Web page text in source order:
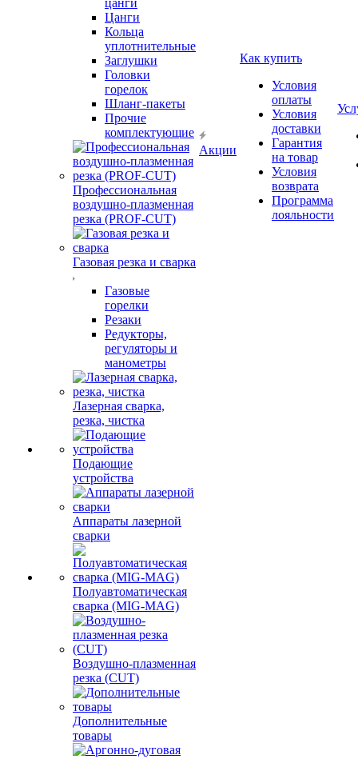
цанги
Цанги
Кольца
уплотнительные
Заглушки
Головки
горелок
Шланг-пакеты
Прочие
комплектующие
Профессиональная
воздушно-плазменная
резка (PROF-CUT)
Газовая резка и сварка
Газовые
горелки
Резаки
Редукторы,
регуляторы и
манометры
Лазерная сварка,
резка, чистка
Подающие
устройства
Аппараты лазерной
сварки
Полуавтоматическая
сварка (MIG-MAG)
Воздушно-плазменная
резка (CUT)
Дополнительные
товары
Акции
Как купить
Условия
оплаты
Условия
доставки
Гарантия
на товар
Условия
возврата
Программа
лояльности